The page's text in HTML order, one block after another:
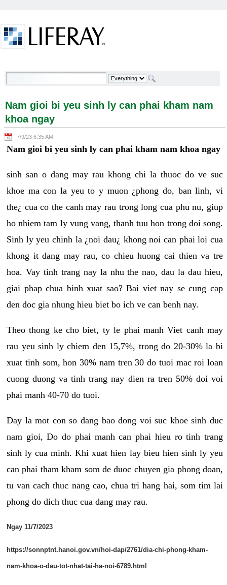
Nam gioi bi yeu sinh ly can phai kham nam khoa
Nam gioi bi yeu sinh ly can phai kham nam
khoa ngay
7/9/23 6:35 AM
Nam gioi bi yeu sinh ly can phai kham nam khoa ngay
sinh san o dang may rau khong chi la thuoc do ve suc
khoe ma con la yeu to y muon ¿phong do, ban linh, vi
the¿ cua co the canh may rau trong long cua phu nu, giup
ho nhiem tam ly vung vang, thanh tuu hon trong doi song.
Sinh ly yeu chinh la ¿noi dau¿ khong noi can phai loi cua
khong it dang may rau, co chieu huong cai thien va tre
hoa. Vay tinh trang nay la nhu the nao, dau la dau hieu,
giai phap chua binh xuat sao? Bai viet nay se cung cap
den doc gia nhung hieu biet bo ich ve can benh nay.
Theo thong ke cho biet, ty le phai manh Viet canh may
rau yeu sinh ly chiem den 15,7%, trong do 20-30% la bi
xuat tinh som, hon 30% nam tren 30 do tuoi mac roi loan
cuong duong va tinh trang nay dien ra tren 50% doi voi
phai manh 40-70 do tuoi.
Day la mot con so dang bao dong voi suc khoe sinh duc
nam gioi, Do do phai manh can phai hieu ro tinh trang
sinh ly cua minh. Khi xuat hien lay bieu hien sinh ly yeu
can phai tham kham som de duoc chuyen gia phong doan,
tu van cach thuc nang cao, chua tri hang hai, som tim lai
phong do dich thuc cua dang may rau.
Ngay 11/7/2023
https://sonnptnt.hanoi.gov.vn/hoi-dap/2761/dia-chi-phong-kham-
nam-khoa-o-dau-tot-nhat-tai-ha-noi-6789.html